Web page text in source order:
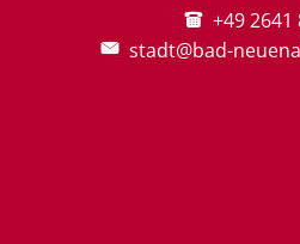
+49 2641
stadt@bad-